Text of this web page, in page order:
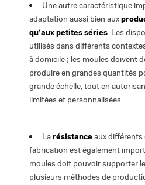
Une autre caractéristique
adaptation aussi bien aux
qu’aux petites séries. Les
utilisés dans différents
à domicile ; les moules doivent
produire en grandes quantités
grande échelle, tout en
limitées et personnalisées.
Larésistance aux
fabrication est également
moules doit pouvoir supporter
plusieurs méthodes de